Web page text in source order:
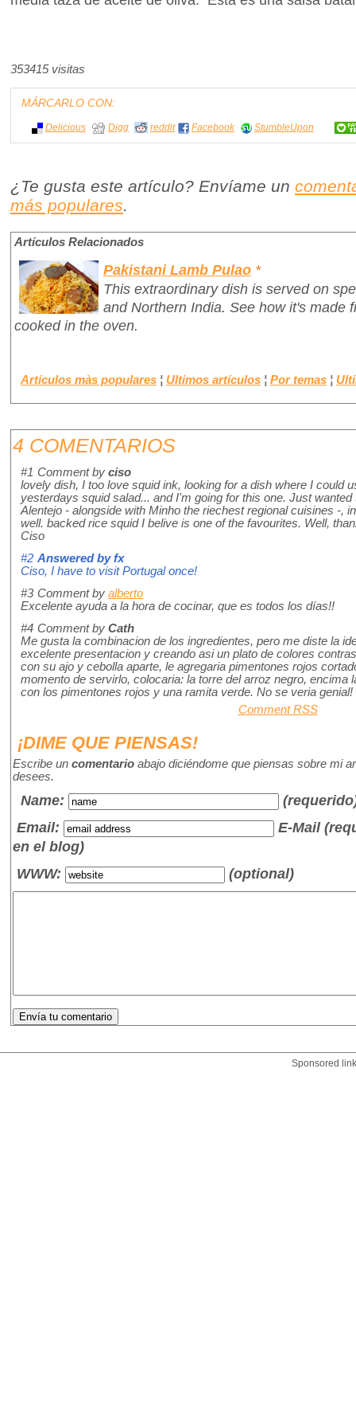
353415 visitas
MÁRCARLO CON:
Delicious Digg reddit Facebook StumbleUpon
¿Te gusta este artículo? Envíame un
más populares.
Artículos Relacionados
Pakistani Lamb Pulao *
This extraordinary dish is served on
and Northern India. See how it's made
cooked in the oven.
Artículos màs populares ¦ Ultimos artículos ¦ Por temas ¦
4 COMENTARIOS
#1 Comment by ciso
lovely dish, I too love squid ink, looking for a dish where I could
yesterdays squid salad... and I'm going for this one. Just
Alentejo - alongside with Minho the riechest regional cuisines -,
well. backed rice squid I belive is one of the favourites. Well,
Ciso
#2 Answered byfx
Ciso, I have to visit Portugal once!
#3 Comment by alberto
Excelente ayuda a la hora de cocinar, que es todos los días!!
#4 Comment by Cath
Me gusta la combinacion de los ingredientes, pero me diste la
excelente presentacion y creando asi un plato de colores
con su ajo y cebolla aparte, le agregaria pimentones rojos
momento de servirlo, colocaria: la torre del arroz negro, encima
con los pimentones rojos y una ramita verde. No se veria genial!
Comment RSS
¡DIME QUE PIENSAS!
Escribe un comentario abajo diciéndome que piensas sobre mi
desees.
Name:
Email:
E-Mail
en el blog)
WWW:
(optional)
Sponsored